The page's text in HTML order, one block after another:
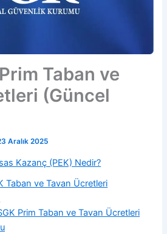
Taban ve
(Güncel
Aralık 2025
Kazanç (PEK) Nedir?
Taban ve Tavan Ücretleri
Prim Taban ve Tavan Ücretleri